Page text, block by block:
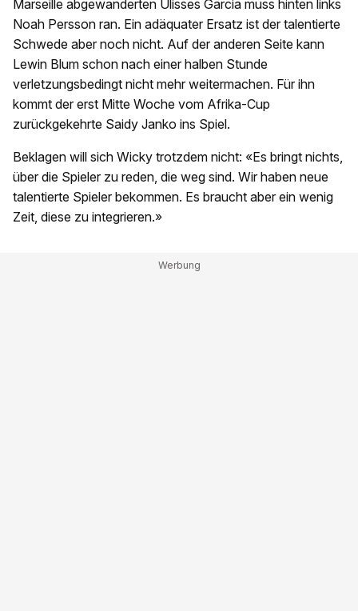
Marseille abgewanderten Ulisses Garcia muss hinten links
Noah Persson ran. Ein adäquater Ersatz ist der talentierte
Schwede aber noch nicht. Auf der anderen Seite kann
Lewin Blum schon nach einer halben Stunde
verletzungsbedingt nicht mehr weitermachen. Für ihn
kommt der erst Mitte Woche vom Afrika-Cup
zurückgekehrte Saidy Janko ins Spiel.
Beklagen will sich Wicky trotzdem nicht: «Es bringt nichts,
über die Spieler zu reden, die weg sind. Wir haben neue
talentierte Spieler bekommen. Es braucht aber ein wenig
Zeit, diese zu integrieren.»